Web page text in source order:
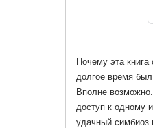
Почему эта
долгое время
Вполне
доступ к одному
удачный симбиоз